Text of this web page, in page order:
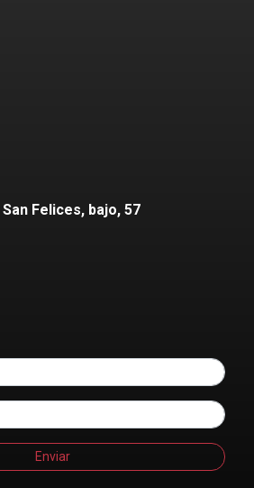
Felices, bajo, 57
Enviar